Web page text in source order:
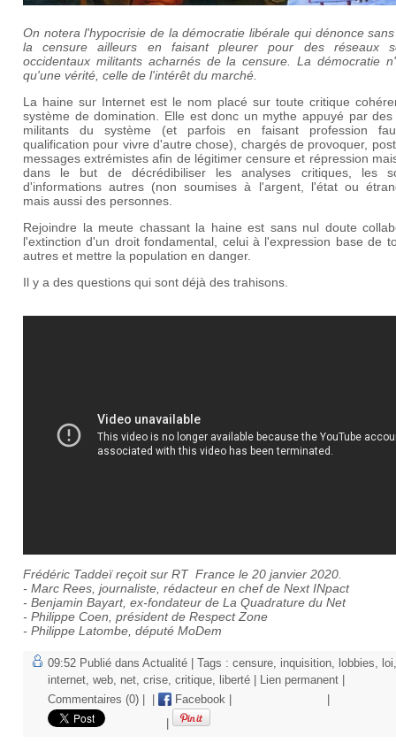
On notera l'hypocrisie de la démocratie libérale qui dénonce
la censure ailleurs en faisant pleurer pour des réseaux
occidentaux militants acharnés de la censure. La démocratie
qu'une vérité, celle de l'intérêt du marché.
La haine sur Internet est le nom placé sur toute critique
système de domination. Elle est donc un mythe appuyé par des
militants du système (et parfois en faisant profession
qualification pour vivre d'autre chose), chargés de provoquer,
messages extrémistes afin de légitimer censure et répression
dans le but de décrédibiliser les analyses critiques, les
d'informations autres (non soumises à l'argent, l'état ou
mais aussi des personnes.
Rejoindre la meute chassant la haine est sans nul doute
l'extinction d'un droit fondamental, celui à l'expression base de
autres et mettre la population en danger.
Il y a des questions qui sont déjà des trahisons.
Frédéric Taddeï reçoit sur RT France le 20 janvier 2020.
- Marc Rees, journaliste, rédacteur en chef de Next INpact
- Benjamin Bayart, ex-fondateur de La Quadrature du Net
- Philippe Coen, président de Respect Zone
- Philippe Latombe, député MoDem
09:52 Publié dans Actualité | Tags : censure inquisition lobbies loi
internet web net crise critique liberté Lien permanent
Commentaires (0)
Facebook